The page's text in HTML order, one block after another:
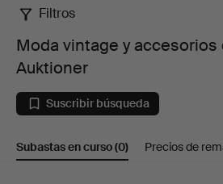
Moda
vintage
accesorios
Filtros
Moda vintage y accesorios
Auktioner
Suscribir búsqueda
Subastas en curso(0) Precios de